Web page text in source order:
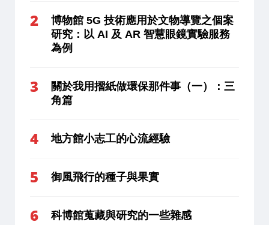
博物館 5G 技術應用於文物導覽之個案
研究：以 AI 及 AR 智慧眼鏡實驗服務
為例
關於我用摺紙做環保那件事（一）：三
角篇
地方館小志工的心流經驗
御風飛行的種子與果實
科博館蒐藏與研究的一些雜感